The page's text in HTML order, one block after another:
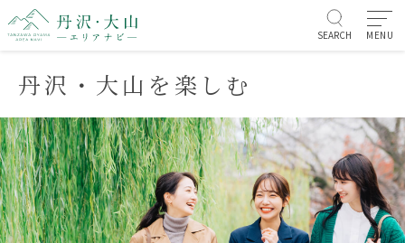
SEARCH MENU
丹沢・大山を楽しむ